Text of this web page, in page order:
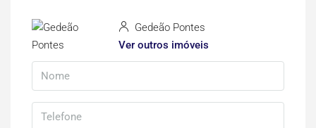
Gedeão Pontes
Ver outros imóveis